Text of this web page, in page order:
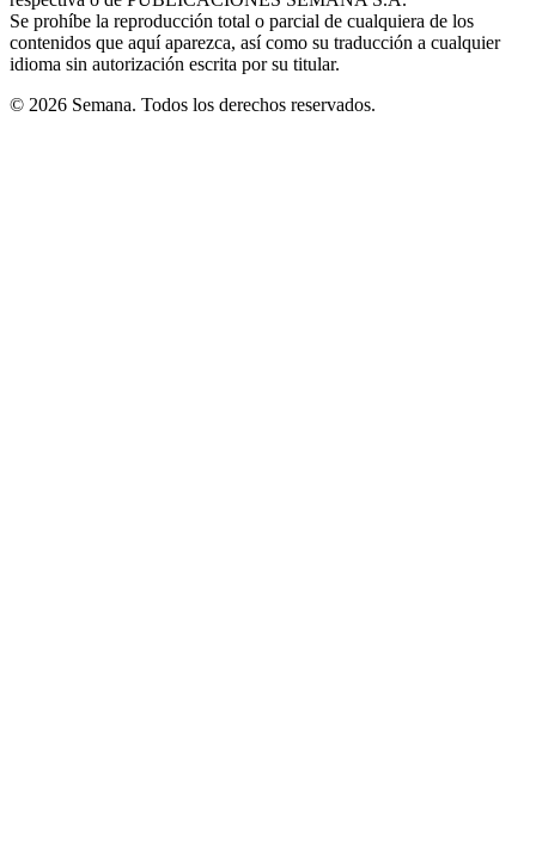
Se prohíbe la reproducción total o parcial de cualquiera de los
contenidos que aquí aparezca, así como su traducción a cualquier
idioma sin autorización escrita por su titular.
© 2026 Semana. Todos los derechos reservados.